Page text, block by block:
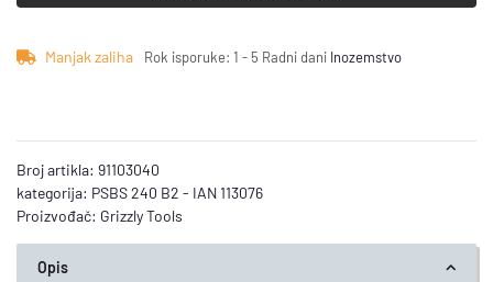
Manjak zaliha Rok isporuke: 1 - 5 Radni dani Inozemstvo
Broj artikla: 91103040
kategorija: PSBS 240 B2 - IAN 113076
Proizvođač: Grizzly Tools
Opis